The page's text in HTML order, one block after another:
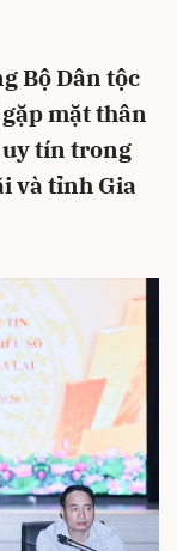
Bộ Dân tộc
mặt thân
uy tín trong
và tỉnh Gia